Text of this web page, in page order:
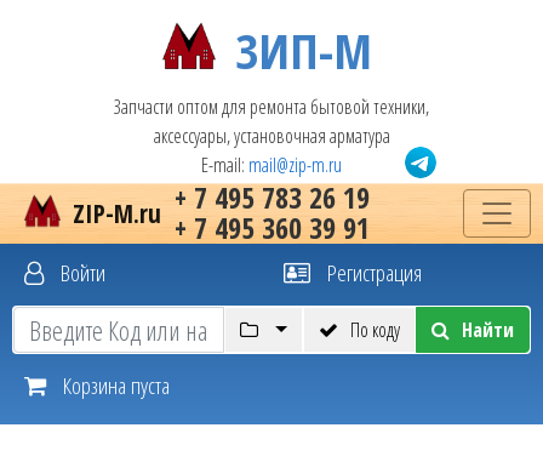
ЗИП-М
Запчасти оптом для ремонта бытовой техники,
аксессуары, установочная арматура
E-mail: mail@zip-m.ru
+ 7 495 783 26 19
+ 7 495 360 39 91
ZIP-M.ru
Войти Регистрация
По коду Найти
Корзина пуста